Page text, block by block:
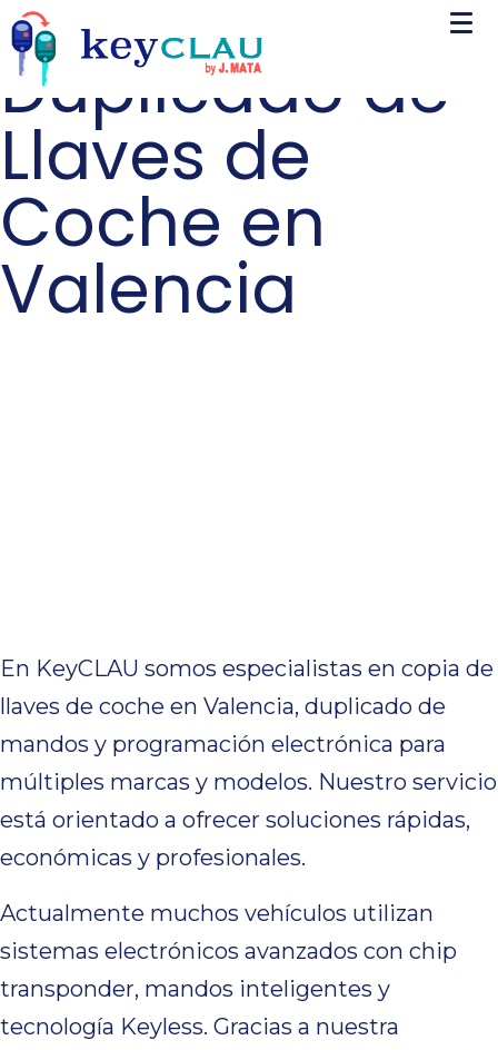
Duplicado de
Llaves de
Coche en
Valencia
En KeyCLAU somos especialistas en copia de
llaves de coche en Valencia, duplicado de
mandos y programación electrónica para
múltiples marcas y modelos. Nuestro servicio
está orientado a ofrecer soluciones rápidas,
económicas y profesionales.
Actualmente muchos vehículos utilizan
sistemas electrónicos avanzados con chip
transponder, mandos inteligentes y
tecnología Keyless. Gracias a nuestra